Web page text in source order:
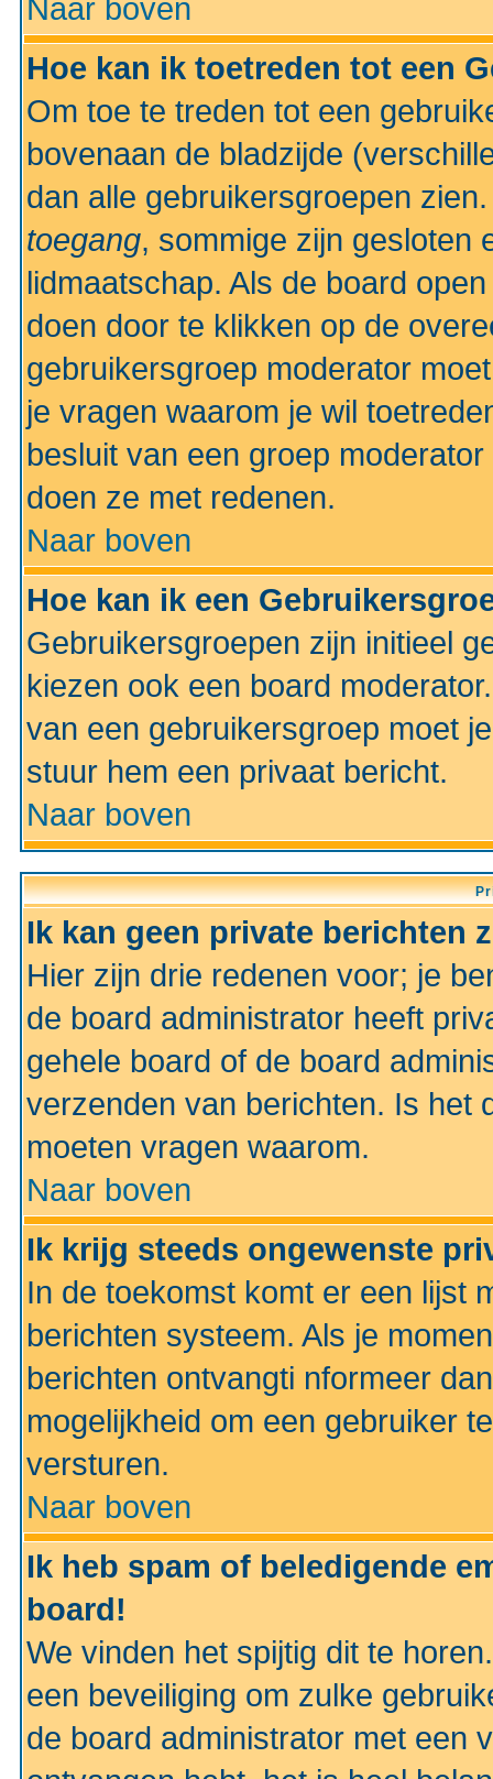
Naar boven
Hoe kan ik toetreden tot een
Om toe te treden tot een
bovenaan de bladzijde
dan alle gebruikersgroepen
toegang, sommige zijn gesloten
lidmaatschap. Als de board
doen door te klikken op de
gebruikersgroep moderator
je vragen waarom je wil
besluit van een groep
doen ze met redenen.
Naar boven
Hoe kan ik een
Gebruikersgroepen zijn initieel
kiezen ook een board
van een gebruikersgroep moet
stuur hem een privaat bericht.
Naar boven
Ik kan geen private berichten
Hier zijn drie redenen voor; je
de board administrator heeft
gehele board of de board
verzenden van berichten. Is het
moeten vragen waarom.
Naar boven
Ik krijg steeds ongewenste
In de toekomst komt er een lijst
berichten systeem. Als je
berichten ontvangti nformeer
mogelijkheid om een gebruiker
versturen.
Naar boven
Ik heb spam of beledigende
board!
We vinden het spijtig dit te
een beveiliging om zulke
de board administrator met een